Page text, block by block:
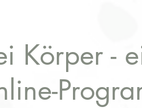
Körper -